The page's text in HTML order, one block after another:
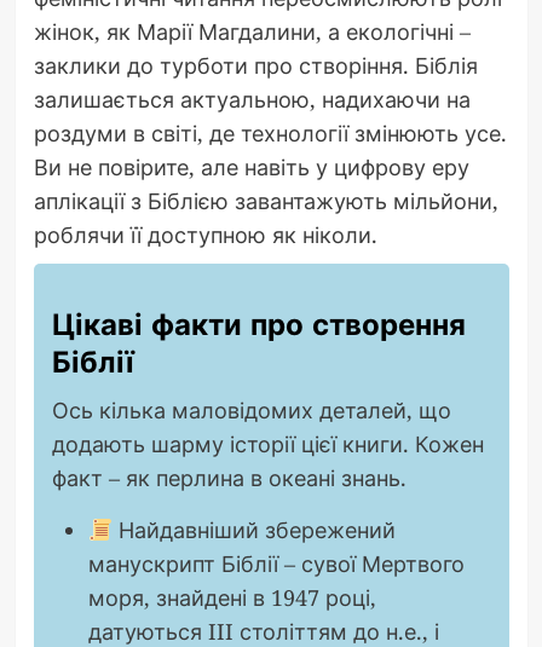
жінок, як Марії Магдалини, а екологічні –
заклики до турботи про створіння. Біблія
залишається актуальною, надихаючи на
роздуми в світі, де технології змінюють усе.
Ви не повірите, але навіть у цифрову еру
аплікації з Біблією завантажують мільйони,
роблячи її доступною як ніколи.
Цікаві факти про створення
Біблії
Ось кілька маловідомих деталей, що
додають шарму історії цієї книги. Кожен
факт – як перлина в океані знань.
Найдавніший збережений
манускрипт Біблії – сувої Мертвого
моря, знайдені в 1947 році,
датуються III століттям до н.е., і